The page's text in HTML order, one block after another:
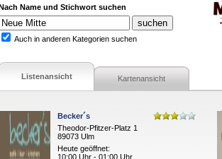
Name und Stichwort suchen
Auch in anderen Kategorien suchen
Listenansicht Kartenansicht
Becker´s
Theodor-Pfitzer-Platz 1
89073 Ulm
Heute geöffnet:
10:00 Uhr - 01:00 Uhr